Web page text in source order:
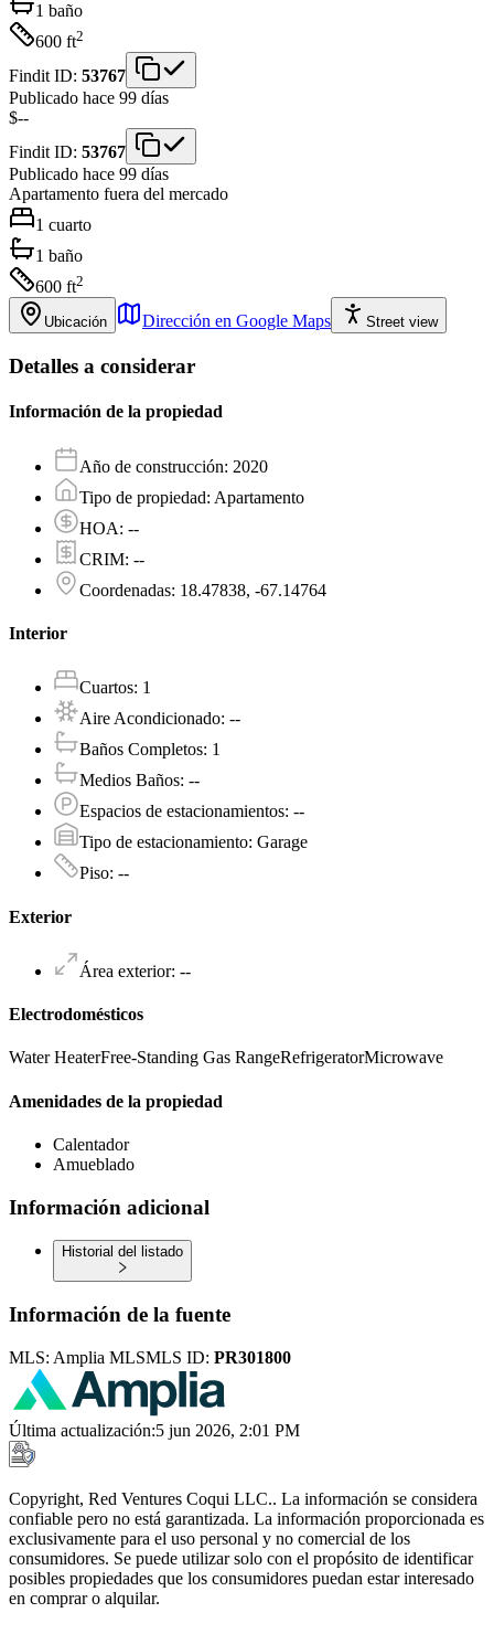
1 baño
600 ft2
Findit ID: 53767
Publicado hace 99 días
$--
Findit ID: 53767
Publicado hace 99 días
Apartamento fuera del mercado
1 cuarto
1 baño
600 ft2
Ubicación Dirección en Google Maps Street view
Detalles a considerar
Información de la propiedad
Año de construcción: 2020
Tipo de propiedad: Apartamento
HOA: --
CRIM: --
Coordenadas: 18.47838, -67.14764
Interior
Cuartos: 1
Aire Acondicionado: --
Baños Completos: 1
Medios Baños: --
Espacios de estacionamientos: --
Tipo de estacionamiento: Garage
Piso: --
Exterior
Área exterior: --
Electrodomésticos
Water HeaterFree-Standing Gas RangeRefrigeratorMicrowave
Amenidades de la propiedad
Calentador
Amueblado
Información adicional
Historial del listado
Información de la fuente
MLS: Amplia MLSMLS ID: PR301800
Última actualización:5 jun 2026, 2:01 PM
Copyright, Red Ventures Coqui LLC.. La información se considera
confiable pero no está garantizada. La información proporcionada es
exclusivamente para el uso personal y no comercial de los
consumidores. Se puede utilizar solo con el propósito de identificar
posibles propiedades que los consumidores puedan estar interesado
en comprar o alquilar.